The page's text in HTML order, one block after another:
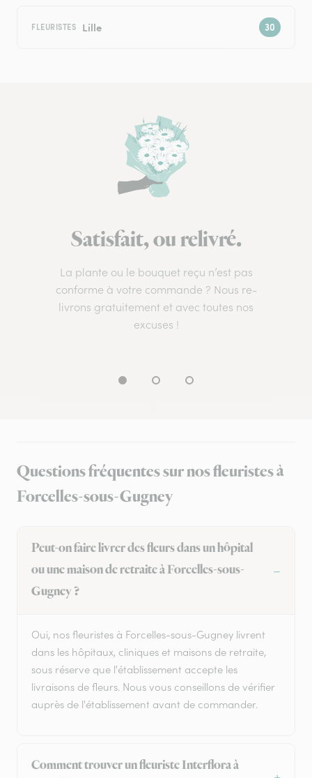
FLEURISTES Lille
Satisfait, ou relivré.
La plante ou le bouquet reçu n’est pas
conforme à votre commande ? Nous re-
livrons gratuitement et avec toutes nos
excuses !
Questions fréquentes sur nos fleuristes à
Forcelles-sous-Gugney
Peut-on faire livrer des fleurs dans un hôpital
ou une maison de retraite à Forcelles-sous-
Gugney ?
Oui, nos fleuristes à Forcelles-sous-Gugney livrent
dans les hôpitaux, cliniques et maisons de retraite,
sous réserve que l'établissement accepte les
livraisons de fleurs. Nous vous conseillons de vérifier
auprès de l'établissement avant de commander.
Comment trouver un fleuriste Interflora à